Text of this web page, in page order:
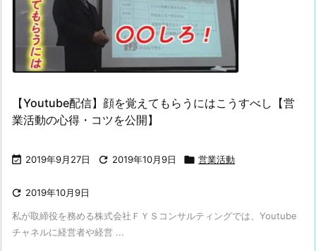
【Youtube配信】顔を覚えてもらうにはこうすべし【営
業活動の心得・コツを公開】
 2019年9月27日  2019年10月9日  営業活動
 2019年10月9日
私が取締役を務める株式会社ＦＹＳコンサルティングでは、Youtube
チャネルに経営者や経営 ...